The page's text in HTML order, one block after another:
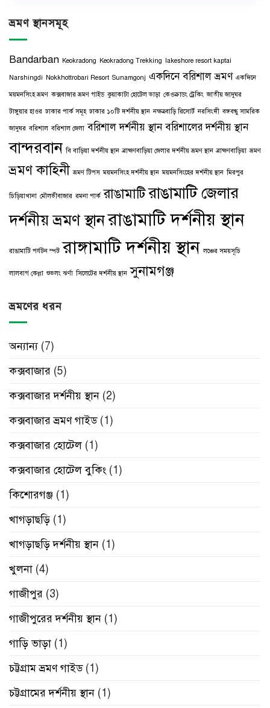
ভ্রমণ স্থানসমূহ
Bandarban Keokradong Keokradong Trekking lakeshore resort kaptai
Narshingdi Nokkhottrobari Resort Sunamgonj একদিনে বরিশাল ভ্রমণ একদিনে
ময়মনসিংহ ভ্রমণ কক্সবাজার ভ্রমণ গাইড কুয়াকাটা হোটেল ভাড়া কেওক্রাডং ট্রেকিং জাতীয় জাদুঘর
টাঙ্গুয়ার হাওর ঢাকার পার্ক সমূহ ঢাকার ১০টি দর্শনীয় স্থান নক্ষত্রবাড়ি রিসোর্ট নরসিংদী বঙ্গবন্ধু সামরিক
জাদুঘর বরিশাল বরিশাল জেলা বরিশাল দর্শনীয় স্থান বরিশালের দর্শনীয় স্থান
বান্দরবান বি বাড়িয়া দর্শনীয় স্থান ব্রাহ্মণবাড়িয়া জেলার দর্শনীয় ভ্রমণ স্থান ব্রাহ্মণবাড়িয়া ভ্রমণ
ভ্রমণ কাহিনী ভ্রমণ টিপস ময়মনসিংহ দর্শনীয় স্থান ময়মনসিংহের দর্শনীয় স্থান মিরপুর
চিড়িয়াখানা মৌলভীবাজার রমনা পার্ক রাঙামাটিরাঙামাটি জেলার
দর্শনীয় ভ্রমণ স্থানরাঙামাটি দর্শনীয় স্থান
রাঙামাটি পর্যটন স্পট রাঙ্গামাটি দর্শনীয় স্থান লঞ্চের সময়সূচি
লালবাগ কেল্লা শুভলং ঝর্ণা সিলেটের দর্শনীয় স্থান সুনামগঞ্জ
ভ্রমণের ধরন
অন্যান্য (7)
কক্সবাজার (5)
কক্সবাজার দর্শনীয় স্থান (2)
কক্সবাজার ভ্রমণ গাইড(1)
কক্সবাজার হোটেল(1)
কক্সবাজার হোটেল বুকিং (1)
কিশোরগঞ্জ (1)
খাগড়াছড়ি (1)
খাগড়াছড়ি দর্শনীয় স্থান (1)
খুলনা (4)
গাজীপুর (3)
গাজীপুরের দর্শনীয় স্থান (1)
গাড়ি ভাড়া (1)
চট্টগ্রাম ভ্রমণ গাইড(1)
চট্টগ্রামের দর্শনীয় স্থান (1)